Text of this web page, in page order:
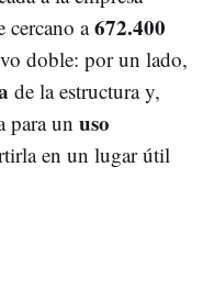
cercano a672.400
doble: por un lado,
de la estructura y,
para un uso
en un lugar útil